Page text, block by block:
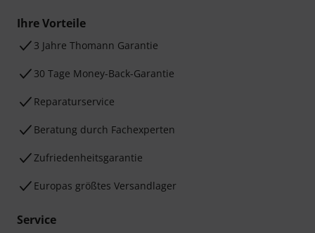
Ihre Vorteile
3 Jahre Thomann Garantie
30 Tage Money-Back-Garantie
Reparaturservice
Beratung durch Fachexperten
Zufriedenheitsgarantie
Europas größtes Versandlager
Service